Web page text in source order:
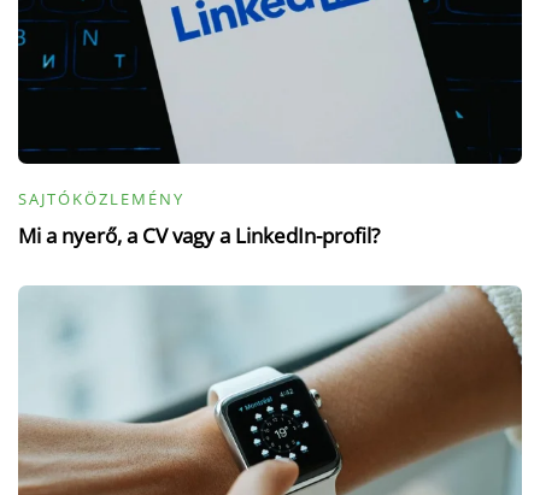
SAJTÓKÖZLEMÉNY
Mi a nyerő, a CV vagy a LinkedIn-profil?